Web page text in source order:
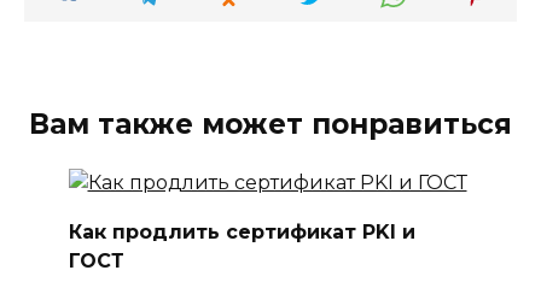
Вам также может понравиться
Как продлить сертификат PKI и
ГОСТ